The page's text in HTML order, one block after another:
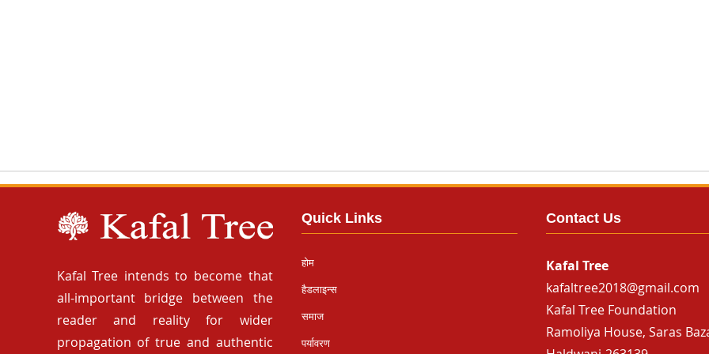
Kafal Tree intends to become that
all-important bridge between the
reader and reality for wider
propagation of true and authentic
Quick Links
होम
हैडलाइन्स
समाज
पर्यावरण
Contact Us
Kafal Tree
kafaltree2018@gmail.com
Kafal Tree Foundation
Ramoliya House, Saras